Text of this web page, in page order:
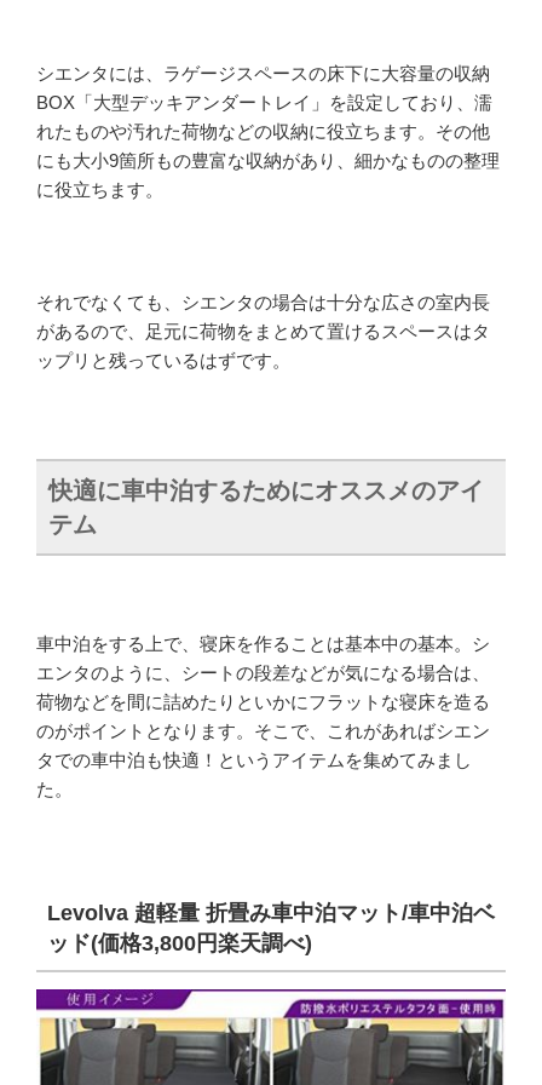
シエンタには、ラゲージスペースの床下に大容量の収納
BOX「大型デッキアンダートレイ」を設定しており、濡
れたものや汚れた荷物などの収納に役立ちます。その他
にも大小9箇所もの豊富な収納があり、細かなものの整理
に役立ちます。
それでなくても、シエンタの場合は十分な広さの室内長
があるので、足元に荷物をまとめて置けるスペースはタ
ップリと残っているはずです。
快適に車中泊するためにオススメのアイ
テム
車中泊をする上で、寝床を作ることは基本中の基本。シ
エンタのように、シートの段差などが気になる場合は、
荷物などを間に詰めたりといかにフラットな寝床を造る
のがポイントとなります。そこで、これがあればシエン
タでの車中泊も快適！というアイテムを集めてみまし
た。
Levolva 超軽量 折畳み車中泊マット/車中泊ベ
ッド(価格3,800円楽天調べ)